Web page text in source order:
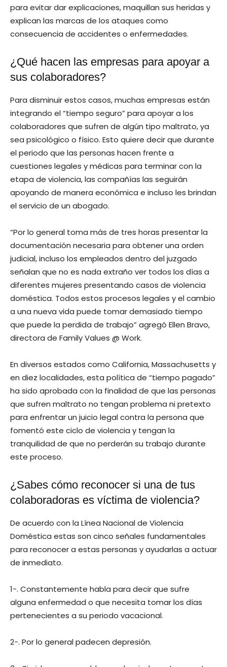
para evitar dar explicaciones, maquillan sus heridas y
explican las marcas de los ataques como
consecuencia de accidentes o enfermedades.
¿Qué hacen las empresas para apoyar a
sus colaboradores?
Para disminuir estos casos, muchas empresas están
integrando el “tiempo seguro” para apoyar a los
colaboradores que sufren de algún tipo maltrato, ya
sea psicológico o físico. Esto quiere decir que durante
el periodo que las personas hacen frente a
cuestiones legales y médicas para terminar con la
etapa de violencia, las compañías las seguirán
apoyando de manera económica e incluso les brindan
el servicio de un abogado.
“Por lo general toma más de tres horas presentar la
documentación necesaria para obtener una orden
judicial, incluso los empleados dentro del juzgado
señalan que no es nada extraño ver todos los días a
diferentes mujeres presentando casos de violencia
doméstica. Todos estos procesos legales y el cambio
a una nueva vida puede tomar demasiado tiempo
que puede la perdida de trabajo” agregó Ellen Bravo,
directora de Family Values @ Work.
En diversos estados como California, Massachusetts y
en diez localidades, esta política de “tiempo pagado”
ha sido aprobada con la finalidad de que las personas
que sufren maltrato no tengan problema ni pretexto
para enfrentar un juicio legal contra la persona que
fomentó este ciclo de violencia y tengan la
tranquilidad de que no perderán su trabajo durante
este proceso.
¿Sabes cómo reconocer si una de tus
colaboradoras es víctima de violencia?
De acuerdo con la Línea Nacional de Violencia
Doméstica estas son cinco señales fundamentales
para reconocer a estas personas y ayudarlas a actuar
de inmediato.
1-. Constantemente habla para decir que sufre
alguna enfermedad o que necesita tomar los días
pertenecientes a su periodo vacacional.
2-. Por lo general padecen depresión.